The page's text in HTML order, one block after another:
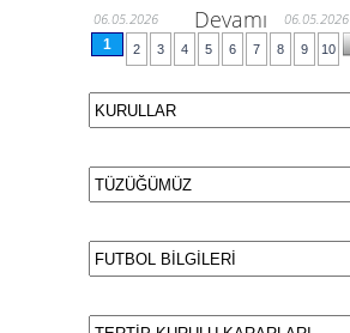
06.05.2026 Devamı 06.05.2026
1 2 3 4 5 6 7 8 9 10